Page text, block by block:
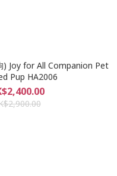
) Joy for All Companion Pet
Pup HA2006